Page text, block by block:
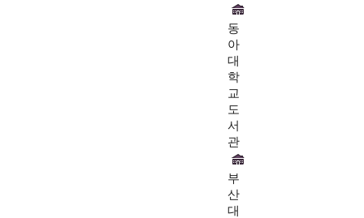
동
아
대
학
교
도
서
관
부
산
대